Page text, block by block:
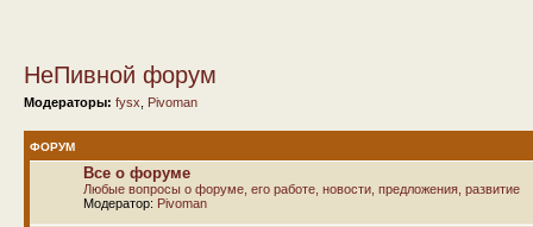
НеПивной форум
Модераторы: fysx Pivoman
ФОРУМ
Все о форуме
Любые вопросы о форуме, его работе, новости, предложения, развитие
Модератор: Pivoman